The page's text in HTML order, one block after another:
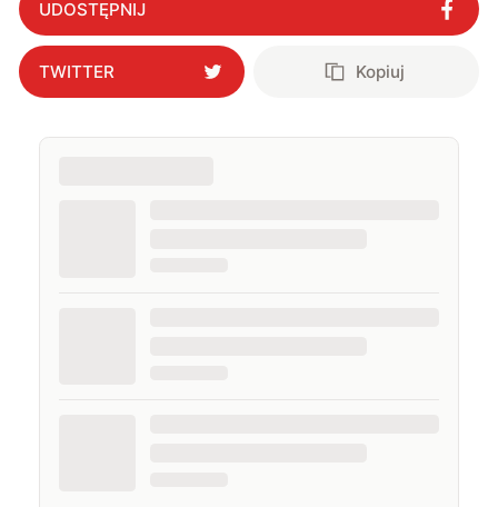
UDOSTĘPNIJ
TWITTER Kopiuj